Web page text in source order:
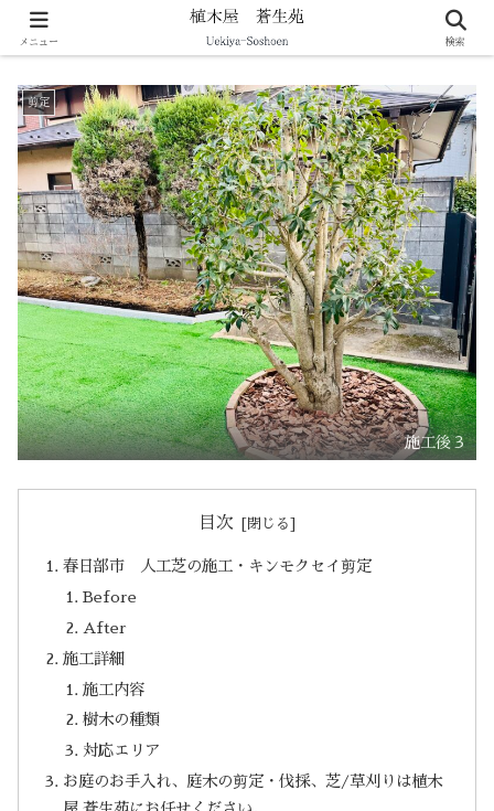
剪定・伐採・庭づくりなど暮らしの造園をサポート
剪定
施工後３
目次
春日部市 人工芝の施工・キンモクセイ剪定
Before
After
施工詳細
施工内容
樹木の種類
対応エリア
お庭のお手入れ、庭木の剪定・伐採、芝/草刈りは植木
メニュー 検索